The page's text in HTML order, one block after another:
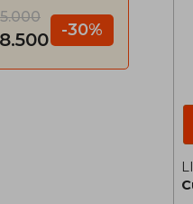
-30%